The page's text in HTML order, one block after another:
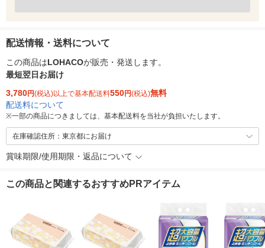
配送情報・送料について
この商品はLOHACOが販売・発送します。
最短翌日お届け
3,780円(税込)以上で基本配送料550円(税込)無料
配送料について
※一部の商品につきましては、基本配送料を当社が負担いたします。
在庫確認住所：東京都にお届け
賞味期限/使用期限・返品について
この商品と関連するおすすめPRアイテム